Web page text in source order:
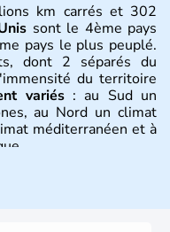
km carrés et 302
sont le 4ème pays
pays le plus peuplé.
dont 2 séparés du
du territoire
variés: au Sud un
au Nord un climat
méditerranéen et à